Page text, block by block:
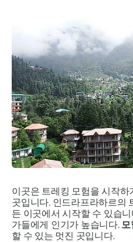
이곳은 트레킹 모험을 시작
곳입니다. 인드라프라하르의
든 이곳에서 시작할 수 있습
가들에게 인기가 높습니다. 모
할 수 있는 멋진 곳입니다.